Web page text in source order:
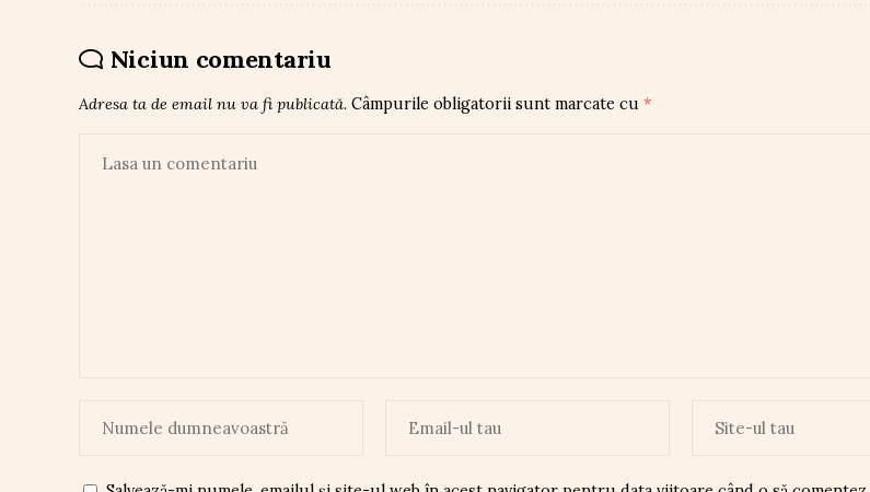
Niciun comentariu
Adresa ta de email nu va fi publicată. Câmpurile obligatorii sunt marcate cu *